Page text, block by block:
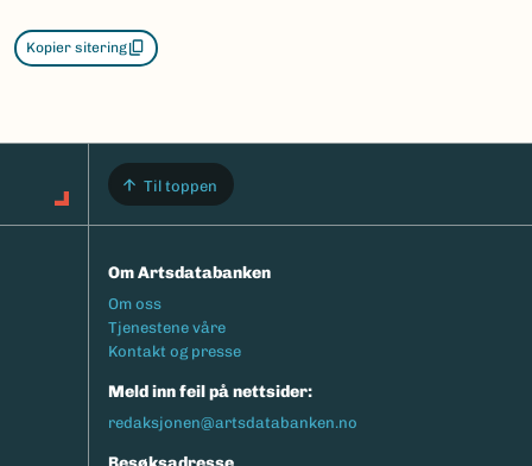
Kopier sitering
Til toppen
Om Artsdatabanken
Footermeny
Om oss
Tjenestene våre
Kontakt og presse
Meld inn feil på nettsider:
redaksjonen@artsdatabanken.no